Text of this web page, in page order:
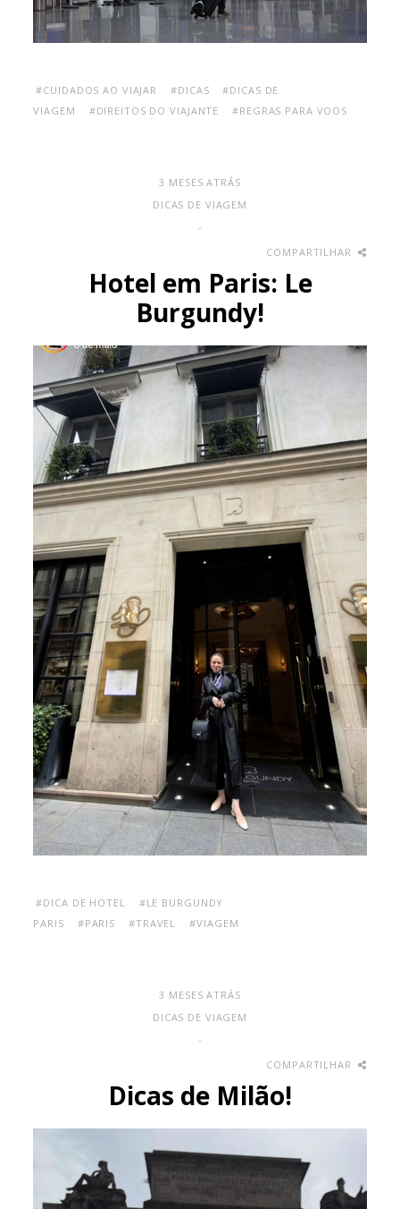
#CUIDADOS AO VIAJAR #DICAS
#DICAS DE
VIAGEM
#DIREITOS DO VIAJANTE #REGRAS PARA VOOS
3 MESES ATRÁS
DICAS DE VIAGEM
-
COMPARTILHAR
Hotel em Paris: Le
Burgundy!
#DICA DE HOTEL
#LE BURGUNDY
PARIS
#PARIS #TRAVEL #VIAGEM
3 MESES ATRÁS
DICAS DE VIAGEM
-
COMPARTILHAR
Dicas de Milão!